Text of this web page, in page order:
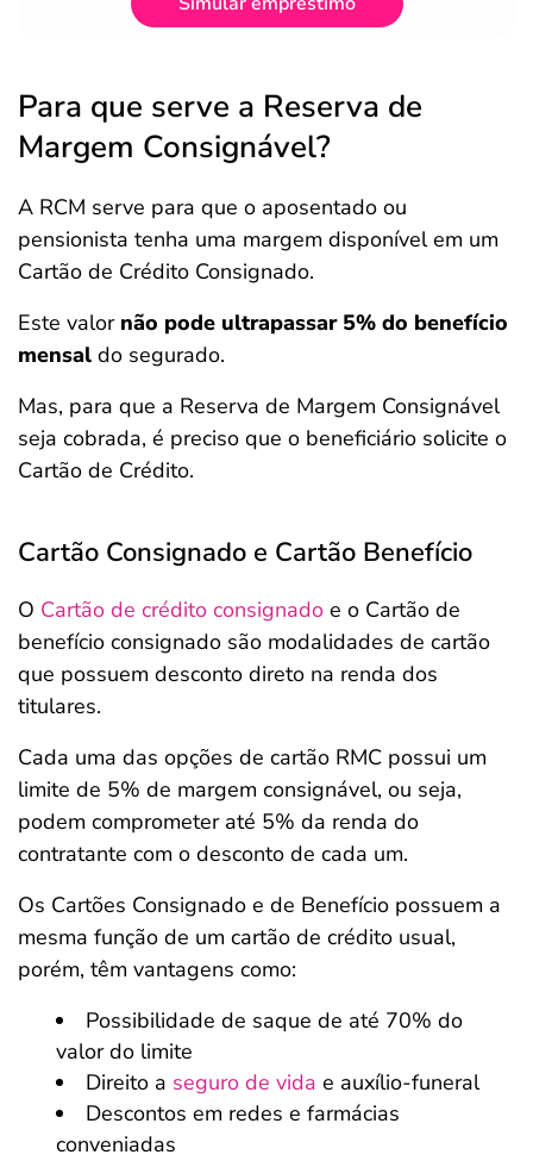
Para que serve a Reserva de
Margem Consignável?
A RCM serve para que o aposentado ou
pensionista tenha uma margem disponível em um
Cartão de Crédito Consignado.
Este valor não pode ultrapassar 5% do benefício
mensal do segurado.
Mas, para que a Reserva de Margem Consignável
seja cobrada, é preciso que o beneficiário solicite o
Cartão de Crédito.
Cartão Consignado e Cartão Benefício
O Cartão de crédito consignado e o Cartão de
benefício consignado são modalidades de cartão
que possuem desconto direto na renda dos
titulares.
Cada uma das opções de cartão RMC possui um
limite de 5% de margem consignável, ou seja,
podem comprometer até 5% da renda do
contratante com o desconto de cada um.
Os Cartões Consignado e de Benefício possuem a
mesma função de um cartão de crédito usual,
porém, têm vantagens como:
Possibilidade de saque de até 70% do
valor do limite
Direito a seguro de vida e auxílio-funeral
Descontos em redes e farmácias
conveniadas